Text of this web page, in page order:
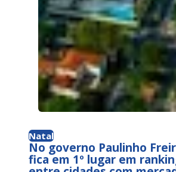
Natal
No governo Paulinho
fica em 1º lugar em